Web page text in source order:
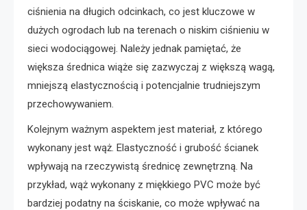
ciśnienia na długich odcinkach, co jest kluczowe w
dużych ogrodach lub na terenach o niskim ciśnieniu w
sieci wodociągowej. Należy jednak pamiętać, że
większa średnica wiąże się zazwyczaj z większą wagą,
mniejszą elastycznością i potencjalnie trudniejszym
przechowywaniem.
Kolejnym ważnym aspektem jest materiał, z którego
wykonany jest wąż. Elastyczność i grubość ścianek
wpływają na rzeczywistą średnicę zewnętrzną. Na
przykład, wąż wykonany z miękkiego PVC może być
bardziej podatny na ściskanie, co może wpływać na